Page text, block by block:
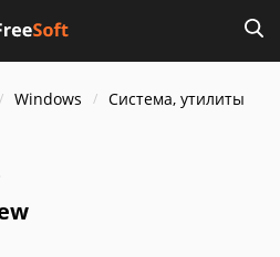
Windows
Система, утилиты